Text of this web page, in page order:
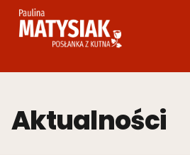
Przejdź
Aktualności